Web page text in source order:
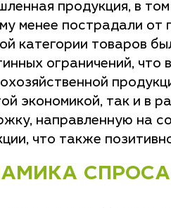
продукция, в
менее пострадали от
категории товаров
ограничений, что
экономикой, так и в
направленную на
что также
СПРОСА